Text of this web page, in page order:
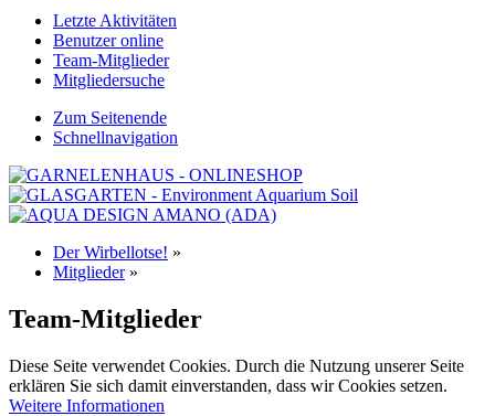
Letzte Aktivitäten
Benutzer online
Team-Mitglieder
Mitgliedersuche
Zum Seitenende
Schnellnavigation
Der Wirbellotse! »
Mitglieder »
Team-Mitglieder
Diese Seite verwendet Cookies. Durch die Nutzung unserer Seite
erklären Sie sich damit einverstanden, dass wir Cookies setzen.
Weitere Informationen